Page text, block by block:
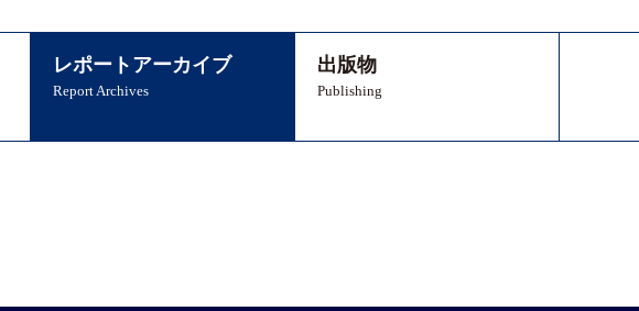
レポートアーカイブ
Report Archives
出版物
Publishing